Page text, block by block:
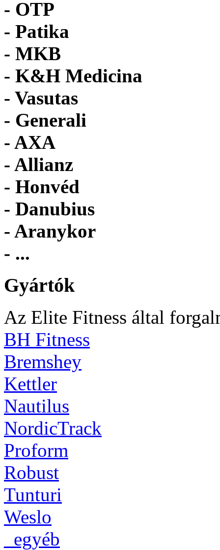
- OTP
- Patika
- MKB
- K&H Medicina
- Vasutas
- Generali
- AXA
- Allianz
- Honvéd
- Danubius
- Aranykor
- ...
Gyártók
Az Elite Fitness által
BH Fitness
Bremshey
Kettler
Nautilus
NordicTrack
Proform
Robust
Tunturi
Weslo
_egyéb